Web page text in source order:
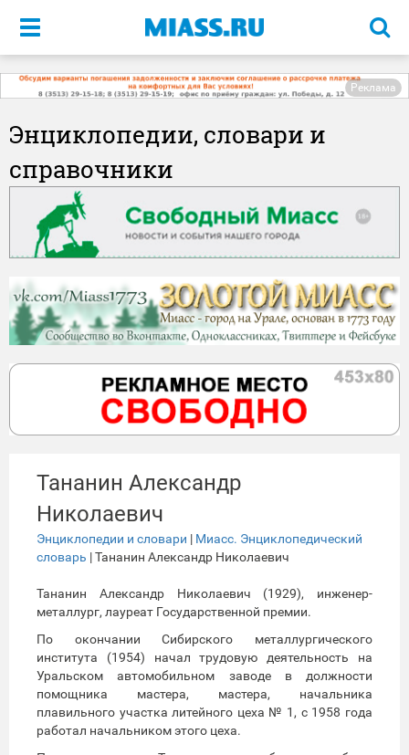
Меню
Реклама
Энциклопедии, словари и
справочники
Тананин Александр
Николаевич
Энциклопедии и словари | Миасс. Энциклопедический
словарь | Тананин Александр Николаевич
Тананин Александр Николаевич (1929), инженер-
металлург, лауреат Государственной премии.
По окончании Сибирского металлургического
института (1954) начал трудовую деятельность на
Уральском автомобильном заводе в должности
помощника мастера, мастера, начальника
плавильного участка литейного цеха № 1, с 1958 года
работал начальником этого цеха.